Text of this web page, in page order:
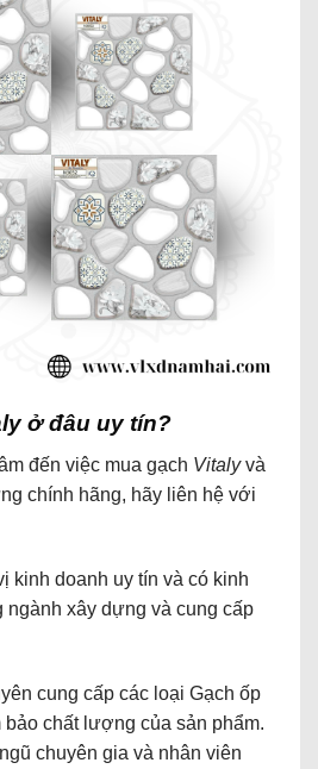
ở đâu uy tín?
đến việc mua gạch Vitalyvà
chính hãng, hãy liên hệ với
kinh doanh uy tín và có kinh
ngành xây dựng và cung cấp
cung cấp các loại Gạch ốp
bảo chất lượng của sản phẩm.
chuyên gia và nhân viên